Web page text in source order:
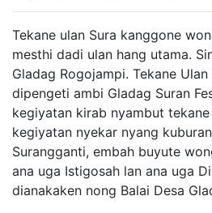
Tekane ulan Sura kanggone
mesthi dadi ulan hang utama.
Gladag Rogojampi. Tekane
dipengeti ambi Gladag Suran
kegiyatan kirab nyambut tekane
kegiyatan nyekar nyang
Surangganti, embah buyute
ana uga Istigosah lan ana uga
dianakaken nong Balai Desa